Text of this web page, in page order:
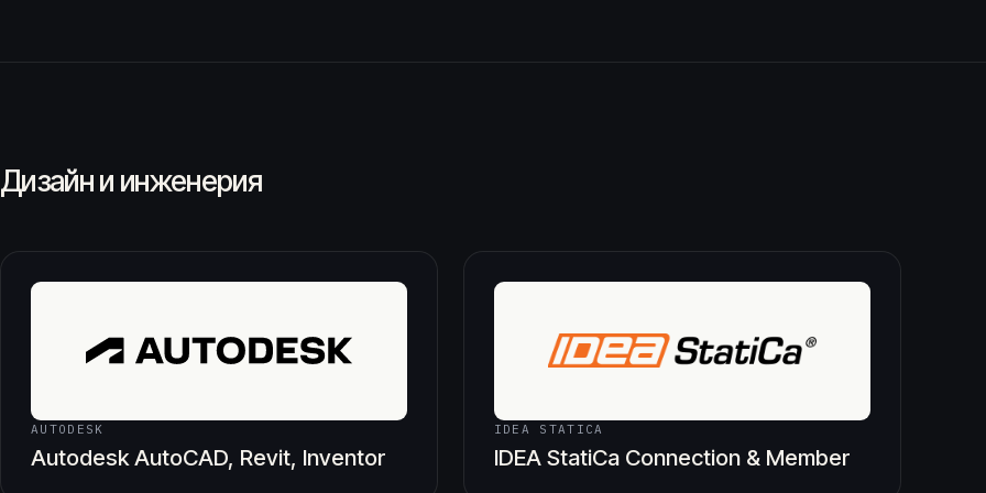
Дизайн и инженерия
AUTODESK
Autodesk AutoCAD, Revit, Inventor
IDEA STATICA
IDEA StatiCa Connection & Member